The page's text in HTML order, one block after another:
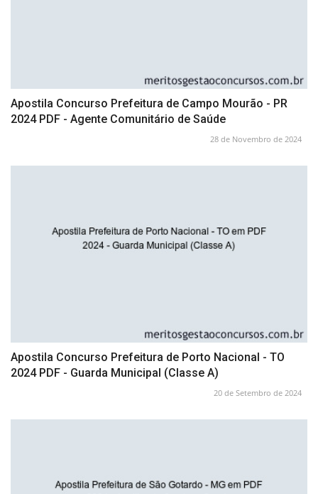
Apostila Concurso Prefeitura de Campo Mourão - PR
2024 PDF - Agente Comunitário de Saúde
28 de Novembro de 2024
Apostila Concurso Prefeitura de Porto Nacional - TO
2024 PDF - Guarda Municipal (Classe A)
20 de Setembro de 2024